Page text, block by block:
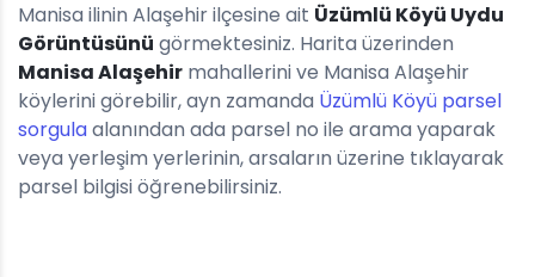
Manisa ilinin Alaşehir ilçesine ait Üzümlü Köyü Uydu
Görüntüsünü görmektesiniz. Harita üzerinden
Manisa Alaşehir mahallerini ve Manisa Alaşehir
köylerini görebilir, ayn zamanda Üzümlü Köyü parsel
sorgulaalanından ada parsel no ile arama yaparak
veya yerleşim yerlerinin, arsaların üzerine tıklayarak
parsel bilgisi öğrenebilirsiniz.